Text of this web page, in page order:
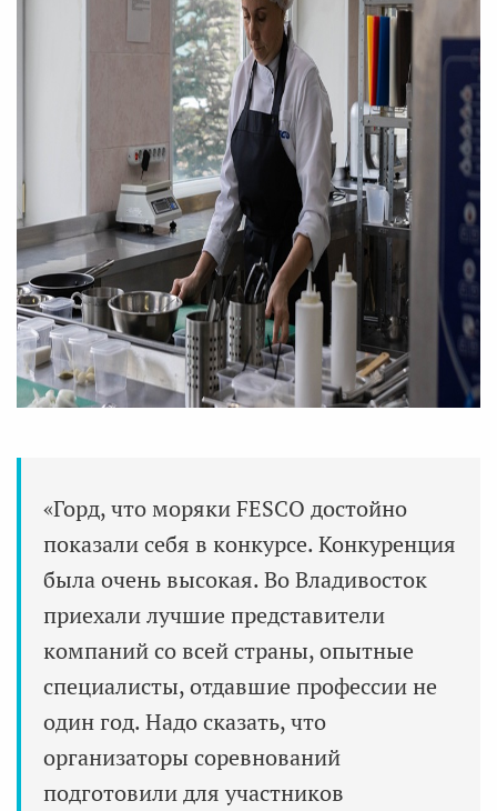
«Горд, что моряки FESCO достойно
показали себя в конкурсе. Конкуренция
была очень высокая. Во Владивосток
приехали лучшие представители
компаний со всей страны, опытные
специалисты, отдавшие профессии не
один год. Надо сказать, что
организаторы соревнований
подготовили для участников